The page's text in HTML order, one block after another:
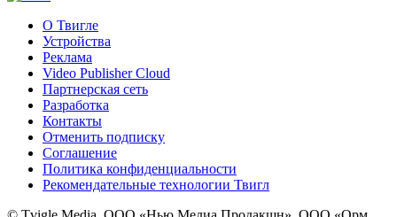
О Твигле
Устройства
Реклама
Video Publisher Cloud
Партнерская сеть
Разработка
Контакты
Отменить подписку
Соглашение
Политика конфиденциальности
Рекомендательные технологии Твигл